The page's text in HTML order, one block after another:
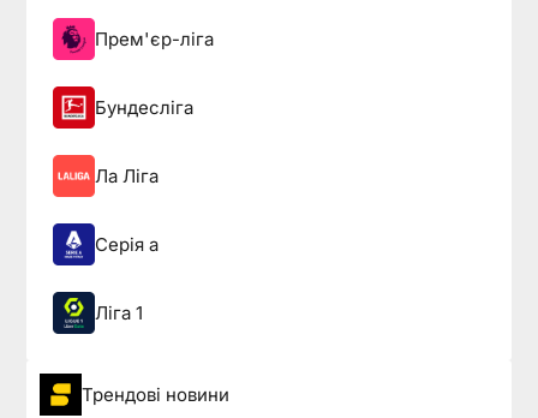
Прем'єр-ліга
Бундесліга
Ла Ліга
Серія а
Ліга 1
Трендові новини